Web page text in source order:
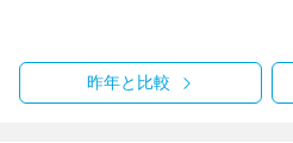
昨年と比較